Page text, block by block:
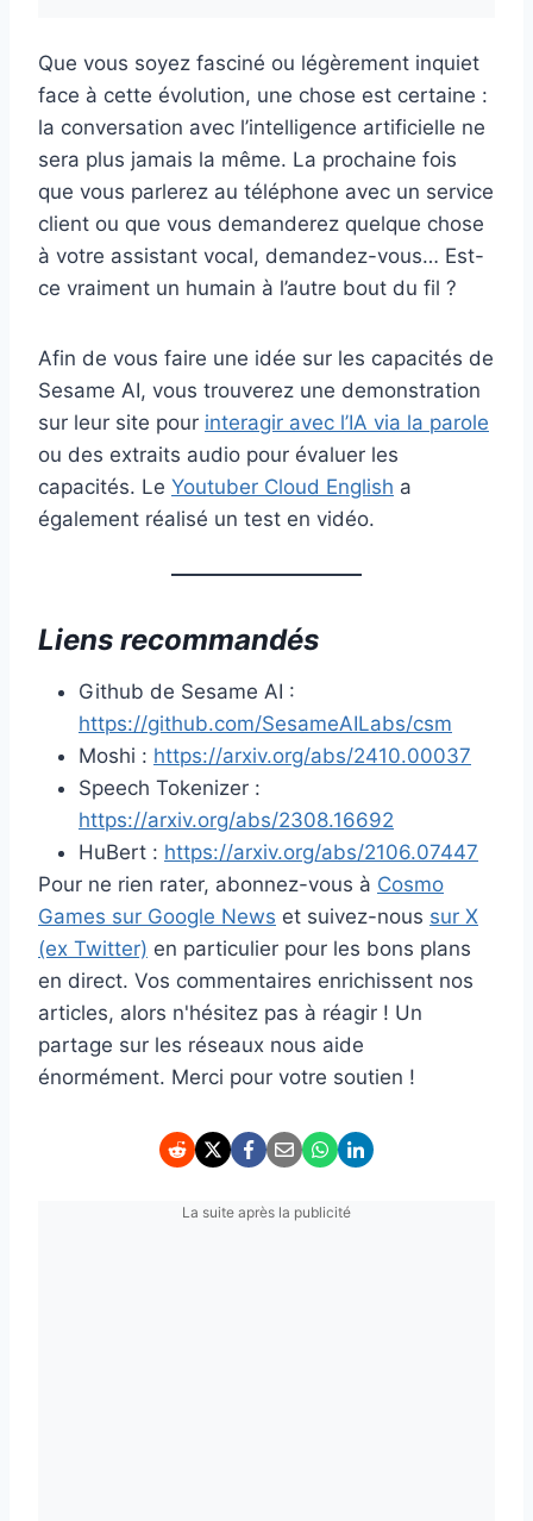
Que vous soyez fasciné ou légèrement inquiet
face à cette évolution, une chose est certaine :
la conversation avec l’intelligence artificielle ne
sera plus jamais la même. La prochaine fois
que vous parlerez au téléphone avec un service
client ou que vous demanderez quelque chose
à votre assistant vocal, demandez-vous… Est-
ce vraiment un humain à l’autre bout du fil ?
Afin de vous faire une idée sur les capacités de
Sesame AI, vous trouverez une demonstration
sur leur site pour interagir avec l’IA via la parole
ou des extraits audio pour évaluer les
capacités. Le Youtuber Cloud English a
également réalisé un test en vidéo.
Liens recommandés
Github de Sesame AI :
https://github.com/SesameAILabs/csm
Moshi : https://arxiv.org/abs/2410.00037
Speech Tokenizer :
https://arxiv.org/abs/2308.16692
HuBert : https://arxiv.org/abs/2106.07447
Pour ne rien rater, abonnez-vous à Cosmo
Games sur Google News et suivez-nous sur X
(ex Twitter) en particulier pour les bons plans
en direct. Vos commentaires enrichissent nos
articles, alors n'hésitez pas à réagir ! Un
partage sur les réseaux nous aide
énormément. Merci pour votre soutien !
La suite après la publicité